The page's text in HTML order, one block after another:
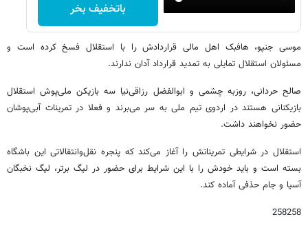
باتخفیف بخر
موسی جنپو، هافبک اهل مالی قراردادش را با استقلال فسخ کرده است و
مسئولان استقلال تمایلی به تمدید قرارداد آدان ندارند.
صالح حردانی، روزبه چشمی و ابوالفضل رزاقی‌نیا سه بازیکن ملی‌پوش استقلال
بازیکنانی هستند در اردوی تیم ملی به سر می‌برند و فعلا در تمرینات آبی‌پوشان
حضور نخواهند داشت.
استقلال در شرایطی تمریناتش را آغاز می‌کند که پنجره نقل‌وانتقالاتی این باشگاه
بسته است و باید خودش را با این شرایط برای حضور در لیگ برتر، لیگ نخبگان
آسیا و جام حذفی آماده کند.
258258